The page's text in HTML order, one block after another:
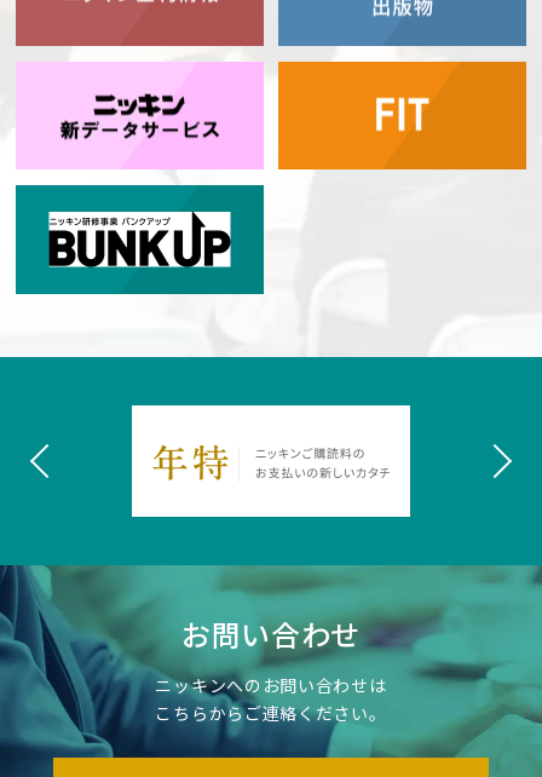
お問い合わせ
ニッキンへのお問い合わせは
こちらからご連絡ください。